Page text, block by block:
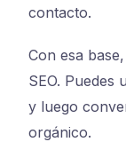
contacto.
Con esa
SEO. Puedes
y luego
orgánico.